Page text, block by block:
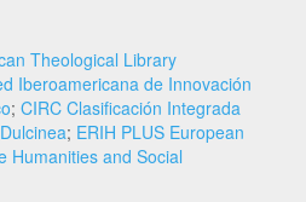
Theological Library
Iberoamericana de Innovación
; CIRC Clasificación Integrada
Dulcinea; ERIH PLUS European
Humanities and Social